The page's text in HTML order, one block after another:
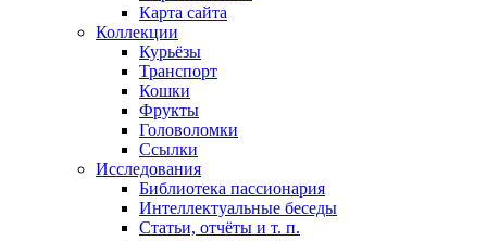
Карта сайта
Коллекции
Курьёзы
Транспорт
Кошки
Фрукты
Головоломки
Ссылки
Исследования
Библиотека пассионария
Интеллектуальные беседы
Статьи, отчёты и т. п.